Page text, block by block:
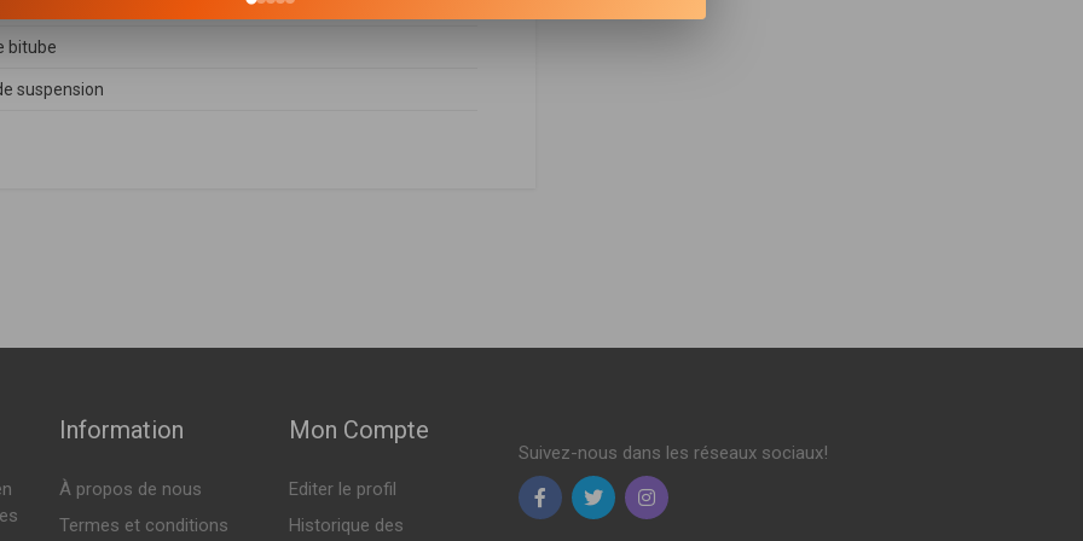
bitube
suspension
163ch ( 05-2006 > 08-2011 )
180ch ( 05-2006 > 10-2008 )
Information
À propos de nous
Termes et conditions
Mon Compte
Editer le profil
Historique des
Suivez-nous dans les réseaux sociaux!